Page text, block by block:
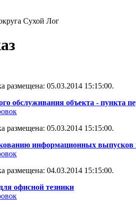
Сухой Лог
размещена: 05.03.2014 15:15:00.
обслуживания объекта - пункта
размещена: 05.03.2014 15:15:00.
информационных
размещена: 04.03.2014 15:15:00.
офисной тезники